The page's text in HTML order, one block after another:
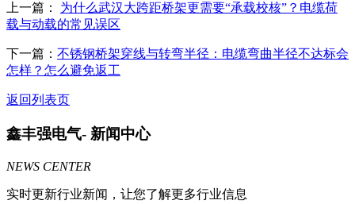
上一篇： 为什么武汉大跨距桥架更需要“承载校核”？电缆荷
载与动载的常见误区
下一篇： 不锈钢桥架穿线与转弯半径：电缆弯曲半径不达标会
怎样？怎么避免返工
返回列表页
鑫丰强电气- 新闻中心
NEWS CENTER
实时更新行业新闻，让您了解更多行业信息